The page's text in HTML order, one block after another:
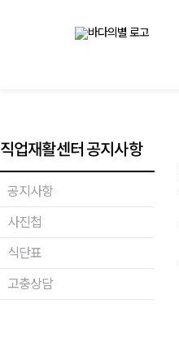
직업재활센터 공지사항
공지사항
사진첩
식단표
고충상담